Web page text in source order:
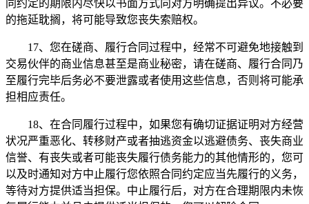
同约定的期限内尽快以书面方式向对方明确提出异议。不必要
的拖延耽搁，将可能导致您丧失索赔权。
17、您在磋商、履行合同过程中，经常不可避免地接触到
交易伙伴的商业信息甚至是商业秘密，请在磋商、履行合同乃
至履行完毕后务必不要泄露或者使用这些信息，否则将可能承
担相应责任。
18、在合同履行过程中，如果您有确切证据证明对方经营
状况严重恶化、转移财产或者抽逃资金以逃避债务、丧失商业
信誉、有丧失或者可能丧失履行债务能力的其他情形的，您可
以及时通知对方中止履行您依照合同约定应当先履行的义务，
等待对方提供适当担保。中止履行后，对方在合理期限内未恢